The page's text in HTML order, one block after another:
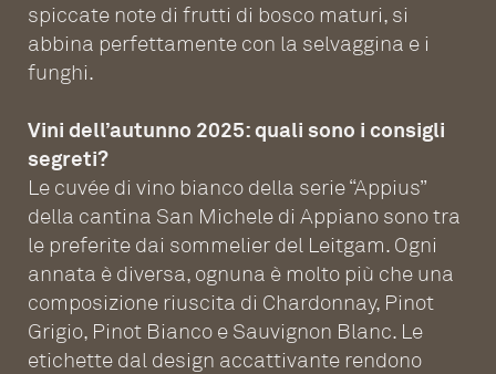
spiccate note di frutti di bosco maturi, si
abbina perfettamente con la selvaggina e i
funghi.
Vini dell’autunno 2025: quali sono i consigli
segreti?
Le cuvée di vino bianco della serie “Appius”
della cantina San Michele di Appiano sono tra
le preferite dai sommelier del Leitgam. Ogni
annata è diversa, ognuna è molto più che una
composizione riuscita di Chardonnay, Pinot
Grigio, Pinot Bianco e Sauvignon Blanc. Le
etichette dal design accattivante rendono